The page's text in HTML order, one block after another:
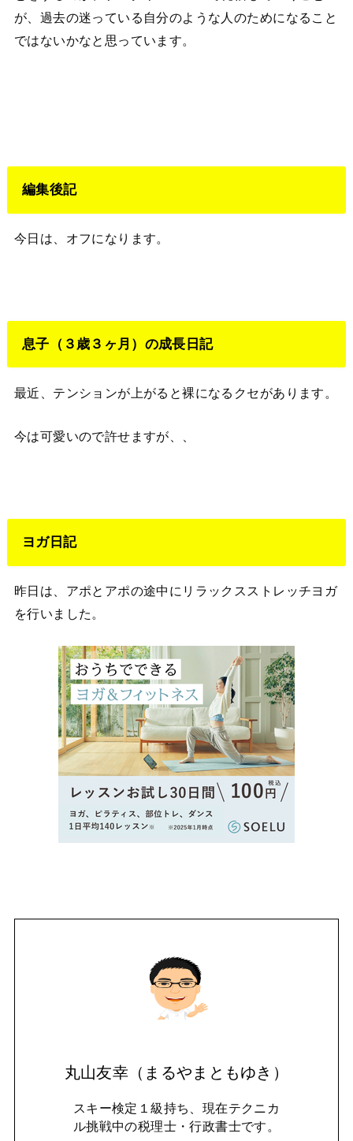
が、過去の迷っている自分のような人のためになること
ではないかなと思っています。
編集後記
今日は、オフになります。
息子（３歳３ヶ月）の成長日記
最近、テンションが上がると裸になるクセがあります。
今は可愛いので許せますが、、
ヨガ日記
昨日は、アポとアポの途中にリラックスストレッチヨガ
を行いました。
丸山友幸（まるやまともゆき）
スキー検定１級持ち、現在テクニカ
ル挑戦中の税理士・行政書士です。